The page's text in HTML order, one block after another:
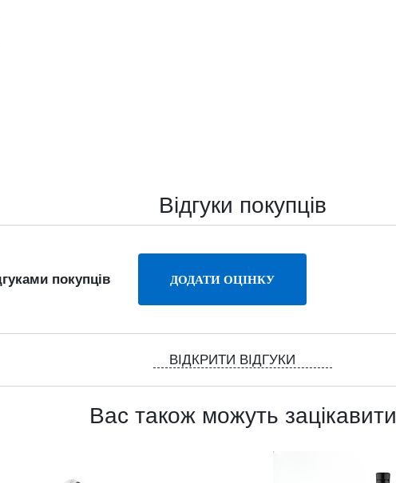
Відгуки покупців
покупців
ВІДКРИТИ ВІДГУКИ
Вас також можуть зацікавити